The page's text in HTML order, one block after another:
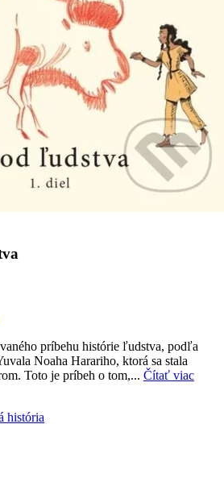
príbehu histórie ľudstva, podľa
Noaha Harariho, ktorá sa stala
Toto je príbeh o tom,... Čítať viac
história